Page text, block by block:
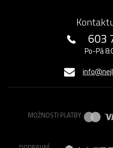
603
Po-Pá
MOŽNOSTI PLATBY